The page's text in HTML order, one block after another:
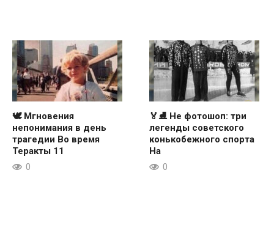
🕊 Мгновения
непонимания в день
трагедии Во время
Теракты 11
0
🏅⛸ Не фотошоп: три
легенды советского
конькобежного спорта
На
0